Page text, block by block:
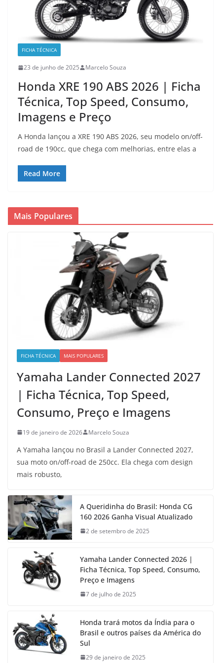
FICHA TÉCNICA
23 de junho de 2025 Marcelo Souza
Honda XRE 190 ABS 2026 | Ficha
Técnica, Top Speed, Consumo,
Imagens e Preço
A Honda lançou a XRE 190 ABS 2026, seu modelo on/off-
road de 190cc, que chega com melhorias, entre elas a
Read More
Mais Populares
FICHA TÉCNICA MAIS POPULARES
Yamaha Lander Connected 2027
| Ficha Técnica, Top Speed,
Consumo, Preço e Imagens
19 de janeiro de 2026 Marcelo Souza
A Yamaha lançou no Brasil a Lander Connected 2027,
sua moto on/off-road de 250cc. Ela chega com design
mais robusto,
A Queridinha do Brasil: Honda CG
160 2026 Ganha Visual Atualizado
2 de setembro de 2025
Yamaha Lander Connected 2026 |
Ficha Técnica, Top Speed, Consumo,
Preço e Imagens
7 de julho de 2025
Honda trará motos da Índia para o
Brasil e outros países da América do
Sul
29 de janeiro de 2025